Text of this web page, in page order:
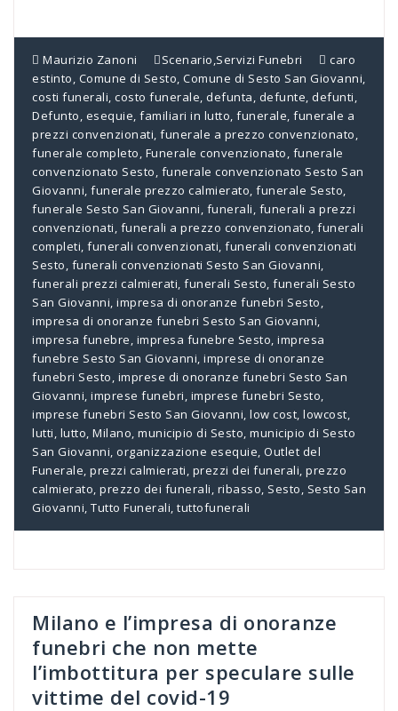
Maurizio Zanoni Scenario,Servizi Funebri
caro
estinto, Comune di Sesto, Comune di Sesto San Giovanni,
costi funerali, costo funerale, defunta, defunte, defunti,
Defunto, esequie, familiari in lutto, funerale, funerale a
prezzi convenzionati, funerale a prezzo convenzionato,
funerale completo, Funerale convenzionato, funerale
convenzionato Sesto, funerale convenzionato Sesto San
Giovanni, funerale prezzo calmierato, funerale Sesto,
funerale Sesto San Giovanni, funerali, funerali a prezzi
convenzionati, funerali a prezzo convenzionato, funerali
completi, funerali convenzionati, funerali convenzionati
Sesto, funerali convenzionati Sesto San Giovanni,
funerali prezzi calmierati, funerali Sesto, funerali Sesto
San Giovanni, impresa di onoranze funebri Sesto,
impresa di onoranze funebri Sesto San Giovanni,
impresa funebre, impresa funebre Sesto, impresa
funebre Sesto San Giovanni, imprese di onoranze
funebri Sesto, imprese di onoranze funebri Sesto San
Giovanni, imprese funebri, imprese funebri Sesto,
imprese funebri Sesto San Giovanni, low cost, lowcost,
lutti, lutto, Milano, municipio di Sesto, municipio di Sesto
San Giovanni, organizzazione esequie, Outlet del
Funerale, prezzi calmierati, prezzi dei funerali, prezzo
calmierato, prezzo dei funerali, ribasso, Sesto, Sesto San
Giovanni, Tutto Funerali, tuttofunerali
Milano e l’impresa di onoranze
funebri che non mette
l’imbottitura per speculare sulle
vittime del covid-19